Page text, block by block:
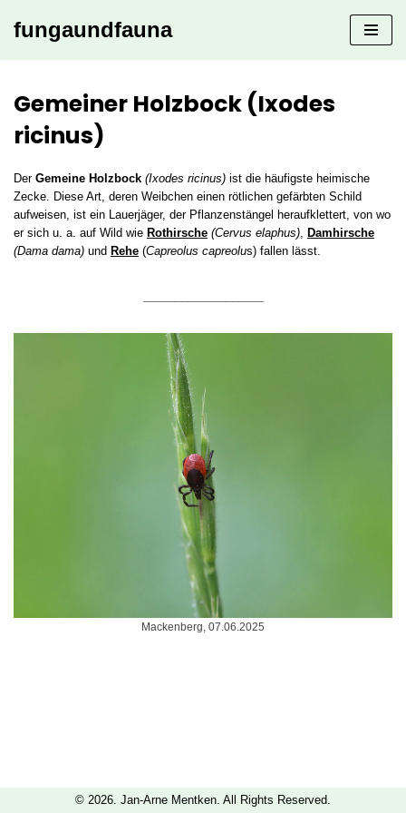
fungaundfauna
Gemeiner Holzbock (Ixodes
ricinus)
DerGemeine Holzbock (Ixodes ricinus) ist die häufigste heimische
Zecke. Diese Art, deren Weibchen einen rötlichen gefärbten Schild
aufweisen, ist ein Lauerjäger, der Pflanzenstängel heraufklettert, von wo
er sich u. a. auf Wild wie Rothirsche (Cervus elaphus), Damhirsche
(Dama dama) und Rehe (Capreolus capreolus) fallen lässt.
Mackenberg, 07.06.2025
© 2026. Jan-Arne Mentken. All Rights Reserved.